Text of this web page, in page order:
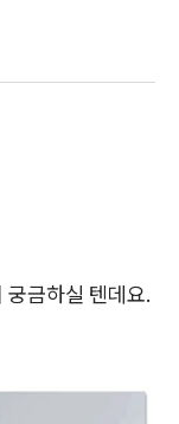
궁금하실 텐데요.